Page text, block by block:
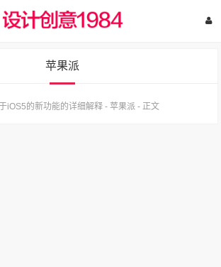
苹果派
iOS5的新功能的详细解释- 苹果派 - 正文